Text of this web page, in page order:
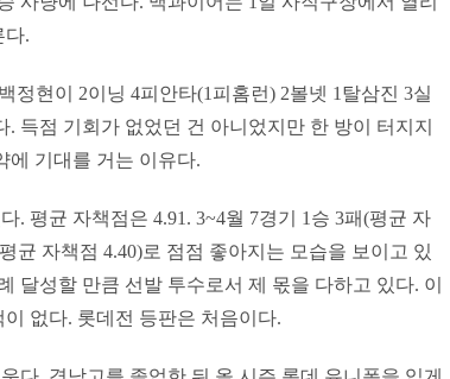
다.
정현이 2이닝 4피안타(1피홈런) 2볼넷 1탈삼진 3실
득점 기회가 없었던 건 아니었지만 한 방이 터지지
에 기대를 거는 이유다.
. 평균 자책점은 4.91. 3~4월 7경기 1승 3패(평균 자
균 자책점 4.40)로 점점 좋아지는 모습을 보이고 있
달성할 만큼 선발 투수로서 제 몫을 다하고 있다. 이
없다. 롯데전 등판은 처음이다.